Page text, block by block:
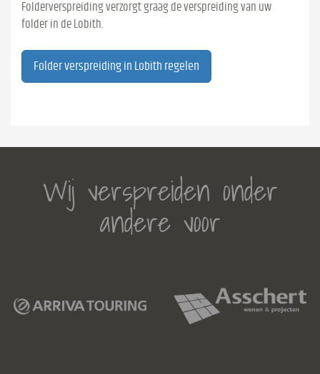
Folderverspreiding verzorgt graag de verspreiding van uw
folder in de Lobith.
Folder verspreiding in Lobith regelen
Wij verspreiden onder
andere voor